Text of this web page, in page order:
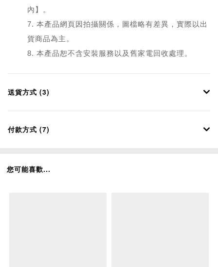
內】。
7. 本產品網頁因拍攝關係，圖檔略有差異，實際以出
貨商品為主。
8. 本產品恕不含安裝服務以及舊家電回收處理。
送貨方式 (3)
付款方式 (7)
您可能喜歡...